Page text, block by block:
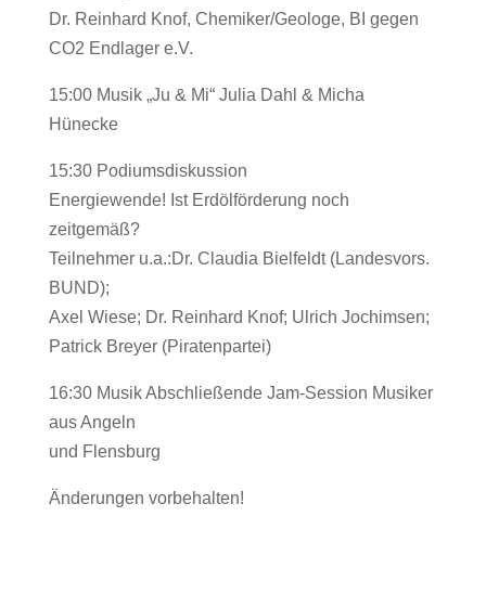
Dr. Reinhard Knof, Chemiker/Geologe, BI gegen
CO2 Endlager e.V.
15:00 Musik „Ju & Mi“ Julia Dahl & Micha
Hünecke
15:30 Podiumsdiskussion
Energiewende! Ist Erdölförderung noch
zeitgemäß?
Teilnehmer u.a.:Dr. Claudia Bielfeldt (Landesvors.
BUND);
Axel Wiese; Dr. Reinhard Knof; Ulrich Jochimsen;
Patrick Breyer (Piratenpartei)
16:30 Musik Abschließende Jam-Session Musiker
aus Angeln
und Flensburg
Änderungen vorbehalten!